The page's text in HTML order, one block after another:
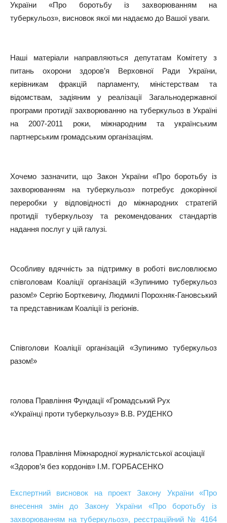
України «Про боротьбу із захворюванням на
туберкульоз», висновок якої ми надаємо до Вашої уваги.
Наші матеріали направляються депутатам Комітету з
питань охорони здоров’я Верховної Ради України,
керівникам фракцій парламенту, міністерствам та
відомствам, задіяним у реалізації Загальнодержавної
програми протидії захворюванню на туберкульоз в Україні
на 2007-2011 роки, міжнародним та українським
партнерським громадським організаціям.
Хочемо зазначити, що Закон України «Про боротьбу із
захворюванням на туберкульоз» потребує докорінної
переробки у відповідності до міжнародних стратегій
протидії туберкульозу та рекомендованих стандартів
надання послуг у цій галузі.
Особливу вдячність за підтримку в роботі висловлюємо
співголовам Коаліції організацій «Зупинимо туберкульоз
разом!» Сергію Борткевичу, Людмилі Порохняк-Гановський
та представникам Коаліції із регіонів.
Співголови Коаліції організацій «Зупинимо туберкульоз
разом!»
голова Правління Фундації «Громадський Рух
«Українці проти туберкульозу» В.В. РУДЕНКО
голова Правління Міжнародної журналістської асоціації
«Здоров’я без кордонів» І.М. ГОРБАСЕНКО
Експертний висновок на проект Закону України «Про
внесення змін до Закону України «Про боротьбу із
захворюванням на туберкульоз», реєстраційний № 4164